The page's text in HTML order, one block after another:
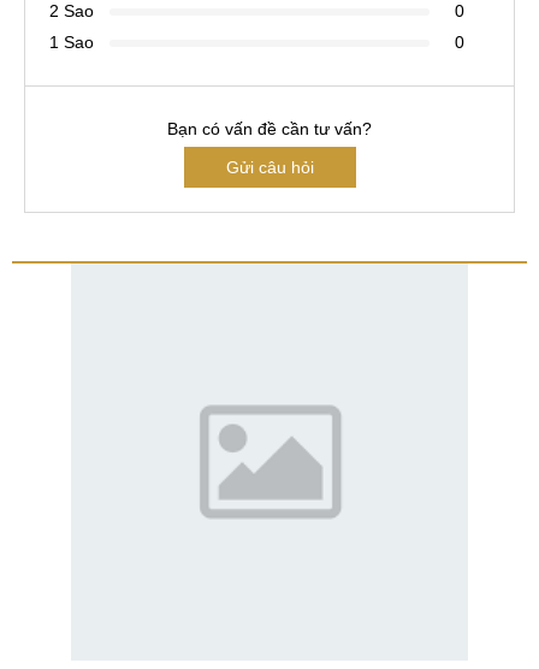
2 Sao
0
1 Sao
0
Bạn có vấn đề cần tư vấn?
Gửi câu hỏi